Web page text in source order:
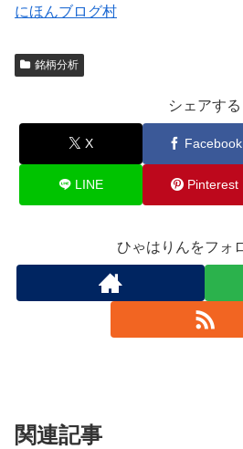
にほんブログ村
銘柄分析
シェアする
X Facebook
LINE Pinterest
ひゃはりんをフォ
関連記事